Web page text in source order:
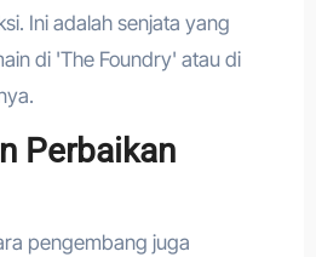
Ini adalah senjata yang
di 'The Foundry' atau di
Perbaikan
pengembang juga